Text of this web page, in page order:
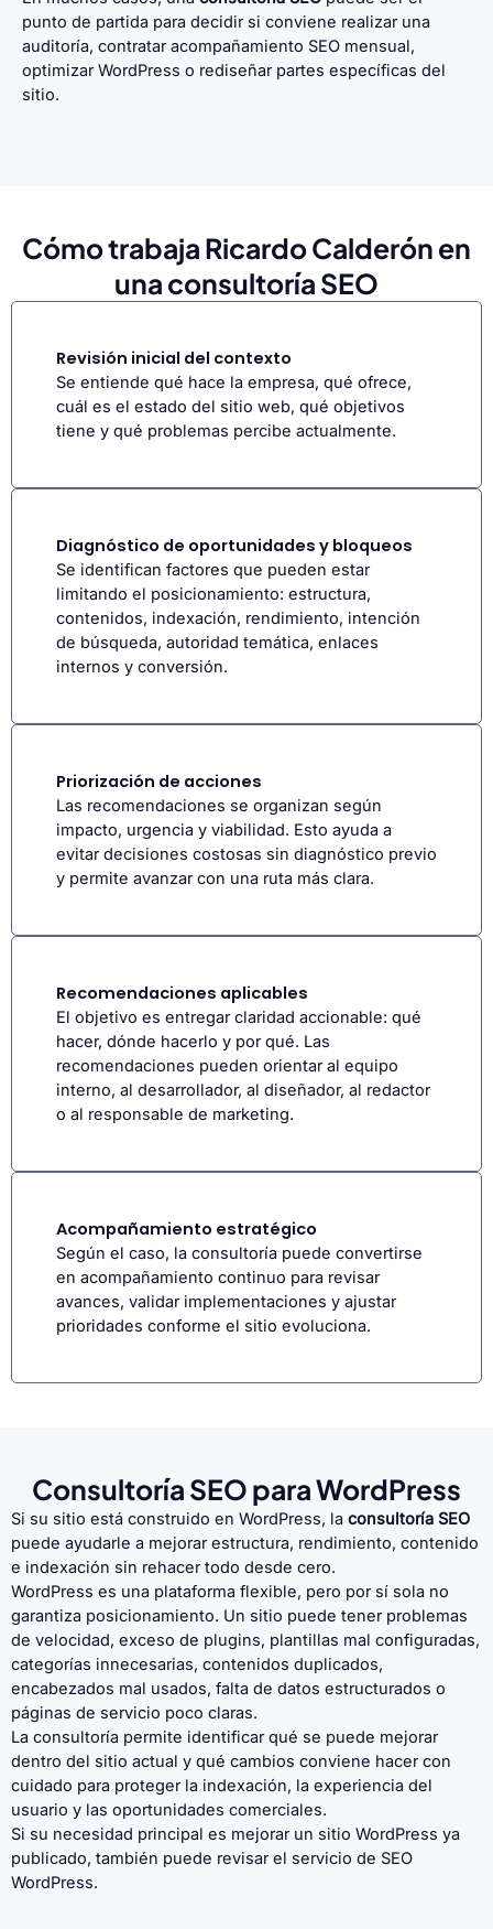
punto de partida para decidir si conviene realizar una
auditoría, contratar acompañamiento SEO mensual,
optimizar WordPress o rediseñar partes específicas del
sitio.
Cómo trabaja Ricardo Calderón en
una consultoría SEO
Revisión inicial del contexto
Se entiende qué hace la empresa, qué ofrece,
cuál es el estado del sitio web, qué objetivos
tiene y qué problemas percibe actualmente.
Diagnóstico de oportunidades y bloqueos
Se identifican factores que pueden estar
limitando el posicionamiento: estructura,
contenidos, indexación, rendimiento, intención
de búsqueda, autoridad temática, enlaces
internos y conversión.
Priorización de acciones
Las recomendaciones se organizan según
impacto, urgencia y viabilidad. Esto ayuda a
evitar decisiones costosas sin diagnóstico previo
y permite avanzar con una ruta más clara.
Recomendaciones aplicables
El objetivo es entregar claridad accionable: qué
hacer, dónde hacerlo y por qué. Las
recomendaciones pueden orientar al equipo
interno, al desarrollador, al diseñador, al redactor
o al responsable de marketing.
Acompañamiento estratégico
Según el caso, la consultoría puede convertirse
en acompañamiento continuo para revisar
avances, validar implementaciones y ajustar
prioridades conforme el sitio evoluciona.
Consultoría SEO para WordPress
Si su sitio está construido en WordPress, la consultoría SEO
puede ayudarle a mejorar estructura, rendimiento, contenido
e indexación sin rehacer todo desde cero.
WordPress es una plataforma flexible, pero por sí sola no
garantiza posicionamiento. Un sitio puede tener problemas
de velocidad, exceso de plugins, plantillas mal configuradas,
categorías innecesarias, contenidos duplicados,
encabezados mal usados, falta de datos estructurados o
páginas de servicio poco claras.
La consultoría permite identificar qué se puede mejorar
dentro del sitio actual y qué cambios conviene hacer con
cuidado para proteger la indexación, la experiencia del
usuario y las oportunidades comerciales.
Si su necesidad principal es mejorar un sitio WordPress ya
publicado, también puede revisar el servicio de SEO
WordPress.